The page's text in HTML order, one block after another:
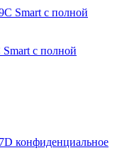
с полной